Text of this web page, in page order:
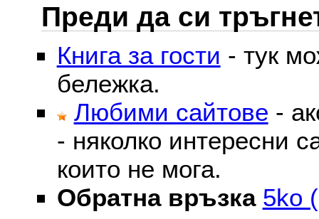
Преди да си
Книга за гости - тук
бележка.
Любими сайтове -
- няколко интересни
които не мога.
Обратна връзка 5ko